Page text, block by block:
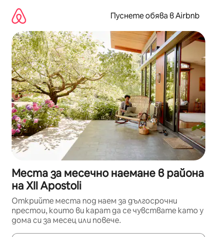
съдържанието
Пуснете обява в Airbnb
Места за месечно наемане в района
на XII Apostoli
Открийте места под наем за дългосрочни
престои, които ви карат да се чувствате като у
дома си за месец или повече.